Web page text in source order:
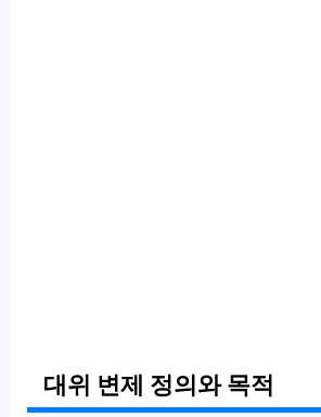
대위 변제 정의와 목적